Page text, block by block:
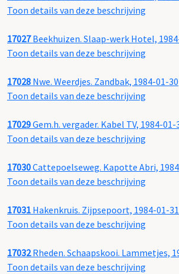
Toon details van deze beschrijving
17027Beekhuizen. Slaap-werk Hotel,
Toon details van deze beschrijving
17028 Nwe. Weerdjes. Zandbak, 1984-01-30
Toon details van deze beschrijving
17029Gem.h. vergader. Kabel TV, 1984-01-
Toon details van deze beschrijving
17030Cattepoelseweg. Kapotte Abri,
Toon details van deze beschrijving
17031 Hakenkruis. Zijpsepoort, 1984-01-31
Toon details van deze beschrijving
17032Rheden. Schaapskooi. Lammetjes,
Toon details van deze beschrijving